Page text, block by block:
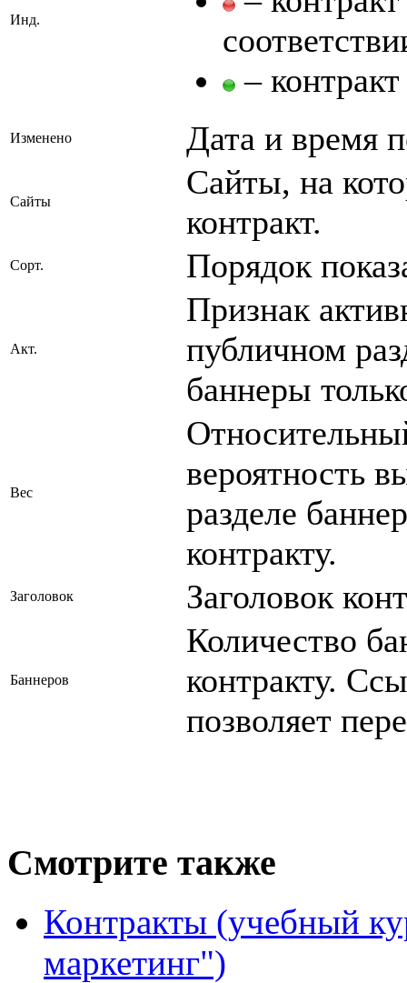
Инд.
–
Изменено Дата и время
Сайты
Сайты, на
контракт.
Сорт. Порядок
Акт.
Признак
публичном
баннеры
Вес
вероятность
разделе
контракту.
Заголовок Заголовок
Баннеров
Количество
контракту.
позволяет
Смотрите также
Контракты (учебный
маркетинг")